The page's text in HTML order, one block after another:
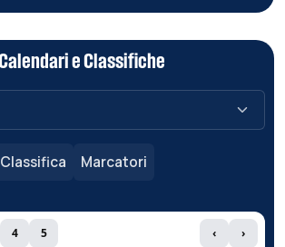
e Classifiche
Classifica Marcatori
4 5 ‹ ›